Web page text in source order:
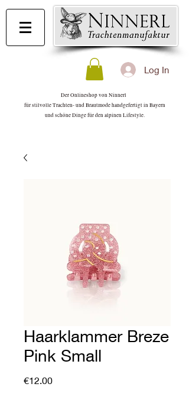
Log In
Der Onlineshop von Ninnerl
für stilvolle Trachten- und Brautmode handgefertigt in Bayern
und schöne Dinge für den alpinen Lifestyle.
Haarklammer Breze
Pink Small
€12.00Price